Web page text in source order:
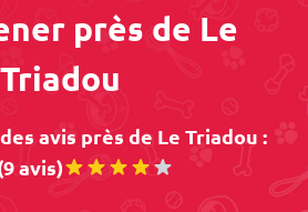
près de Le
Triadou
avis près de Le Triadou :
avis)